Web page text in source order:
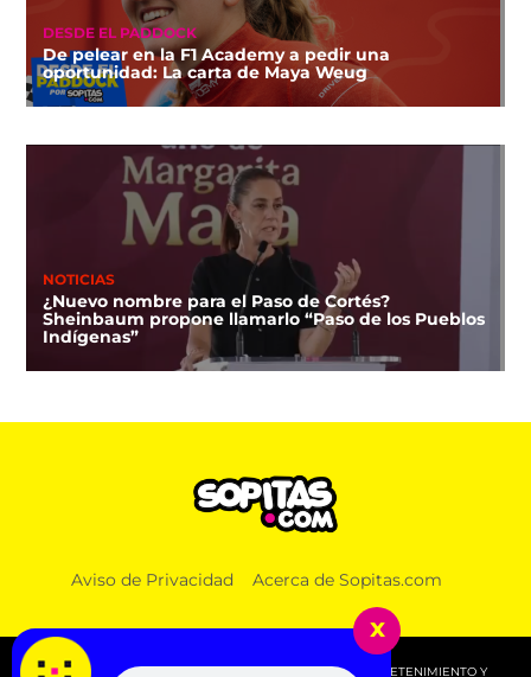
DESDE EL PADDOCK
De pelear en la F1 Academy a pedir una
oportunidad: La carta de Maya Weug
NOTICIAS
¿Nuevo nombre para el Paso de Cortés?
Sheinbaum propone llamarlo “Paso de los Pueblos
Indígenas”
¿Hasta en el INE? Territorium Life también tiene
Aviso de Privacidad Acerca de Sopitas.com
© 2026 SOPITAS.COM - MÚSICA, NOTICIAS, DEPORTES, ENTRETENIMIENTO Y
x